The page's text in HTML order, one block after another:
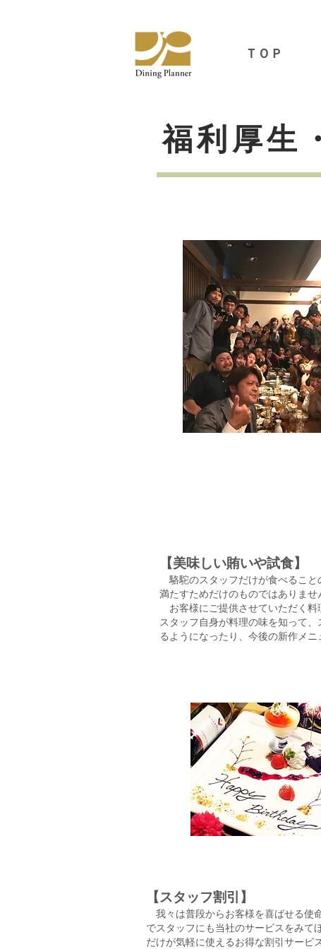
ＴＯＰ
福利厚生
【美味しい賄いや試食】
駱駝のスタッフだけが食べること
満たすためだけのものではありませ
お客様にご提供させていただく料
スタッフ自身が料理の味を知って
るようになったり、今後の新作メニ
【スタッフ割引】
我々は普段からお客様を喜ばせる使
でスタッフにも当社のサービスをみて
だけが気軽に使えるお得な割引サービ